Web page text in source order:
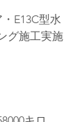
E13C型水
グ施工実施